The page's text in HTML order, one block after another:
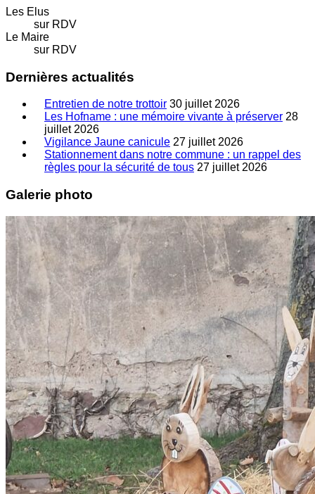
Les Elus
sur RDV
Le Maire
sur RDV
Dernières actualités
Entretien de notre trottoir 30 juillet 2026
Les Hofname : une mémoire vivante à préserver 28
juillet 2026
Vigilance Jaune canicule 27 juillet 2026
Stationnement dans notre commune : un rappel des
règles pour la sécurité de tous 27 juillet 2026
Galerie photo